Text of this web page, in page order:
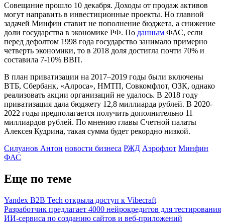
Совещание прошло 10 декабря. Доходы от продаж активов
могут направить в инвестиционные проекты. Но главной
задачей Минфин ставит не пополнение бюджета, а снижение
доли государства в экономике РФ. По данным ФАС, если
перед дефолтом 1998 года государство занимало примерно
четверть экономики, то в 2018 доля достигла почти 70% и
составила 7-10% ВВП.
В план приватизации на 2017–2019 годы были включены
ВТБ, Сбербанк, «Алроса», НМТП, Совкомфлот, ОЗК, однако
реализовать акции организаций не удалось. В 2018 году
приватизация дала бюджету 12,8 миллиарда рублей. В 2020-
2022 годы предполагается получить дополнительно 11
миллиардов рублей. По мнению главы Счетной палаты
Алексея Кудрина, такая сумма будет рекордно низкой.
Силуанов Антон новости бизнеса РЖД Аэрофлот Минфин
ФАС
Еще по теме
Yandex B2B Tech открыла доступ к Vibecraft
Разработчик предлагает 4000 нейрокредитов для тестирования
ИИ-сервиса по созданию сайтов и веб-приложений